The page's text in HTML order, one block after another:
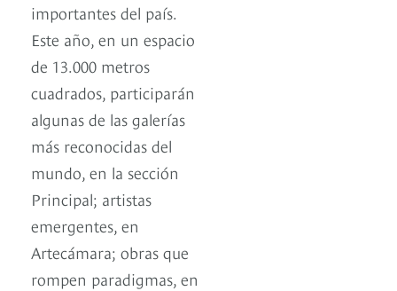
importantes del país.
Este año, en un espacio
de 13.000 metros
cuadrados, participarán
algunas de las galerías
más reconocidas del
mundo, en la sección
Principal; artistas
emergentes, en
Artecámara; obras que
rompen paradigmas, en